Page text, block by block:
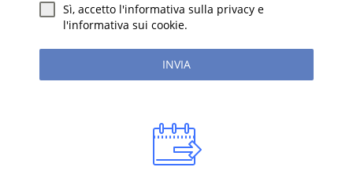
Sì, accetto l'informativa sulla privacy e
l'informativa sui cookie.
INVIA